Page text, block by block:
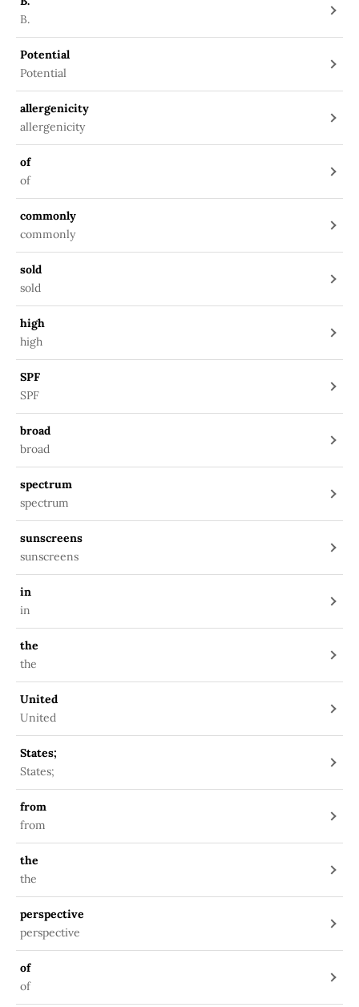
B.
Potential
Potential
allergenicity
allergenicity
of
of
commonly
commonly
sold
sold
high
high
SPF
SPF
broad
broad
spectrum
spectrum
sunscreens
sunscreens
in
in
the
the
United
United
States;
States;
from
from
the
the
perspective
perspective
of
of